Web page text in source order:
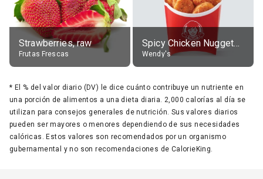
Strawberries, raw
Frutas Frescas
Spicy Chicken Nuggets, without sauce
Wendy's
* El % del valor diario (DV) le dice cuánto contribuye un nutriente en
una porción de alimentos a una dieta diaria. 2,000 calorías al día se
utilizan para consejos generales de nutrición. Sus valores diarios
pueden ser mayores o menores dependiendo de sus necesidades
calóricas. Estos valores son recomendados por un organismo
gubernamental y no son recomendaciones de CalorieKing.